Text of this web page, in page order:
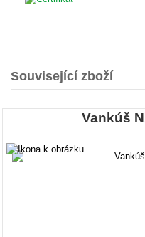
Související zboží
Vankúš